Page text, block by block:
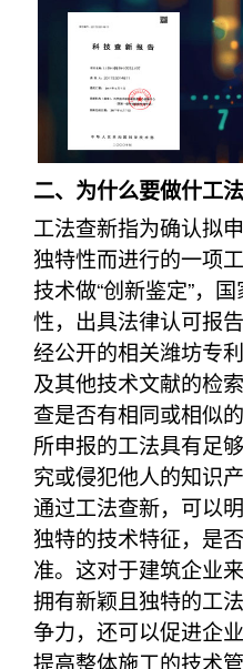
二、为什么要做什工
工法查新指为确认拟
独特性而进行的一项
技术做“创新鉴定”，
性，出具法律认可报
经公开的相关潍坊专
及其他技术文献的检
查是否有相同或相似
所申报的工法具有足
究或侵犯他人的知识产
通过工法查新，可以
独特的技术特征，是
准。这对于建筑企业
拥有新颖且独特的工
争力，还可以促进企
提高整体施工的技术